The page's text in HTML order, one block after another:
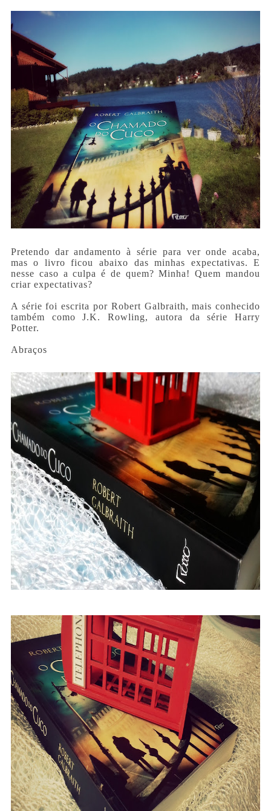
Pretendo dar andamento à série para ver onde acaba,
mas o livro ficou abaixo das minhas expectativas. E
nesse caso a culpa é de quem? Minha! Quem mandou
criar expectativas?
A série foi escrita por Robert Galbraith, mais conhecido
também como J.K. Rowling, autora da série Harry
Potter.
Abraços